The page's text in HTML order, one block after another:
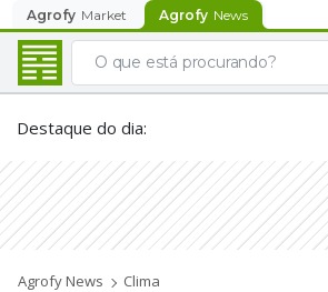
Agrofy Market Agrofy News
Destaque do dia:
Agrofy News Clima